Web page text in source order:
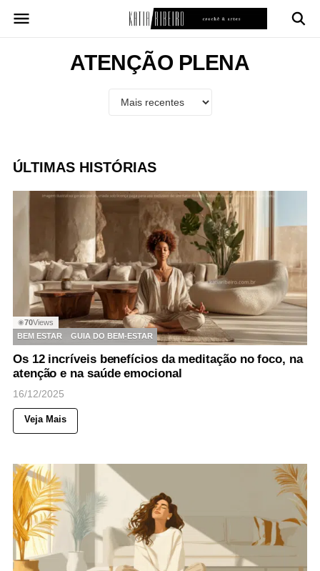
para
ATENÇÃO PLENA
ÚLTIMAS HISTÓRIAS
◉70Views
BEM ESTAR
GUIA DO BEM-ESTAR
Os 12 incríveis benefícios da meditação no foco, na
atenção e na saúde emocional
16/12/2025
Veja Mais